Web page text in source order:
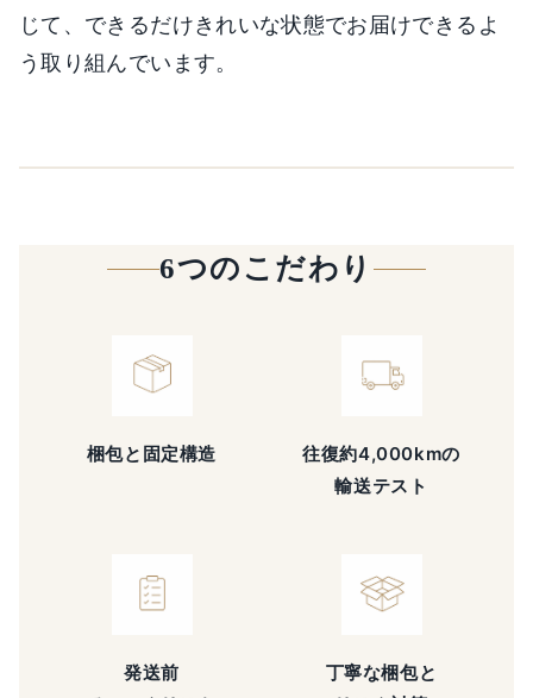
じて、できるだけきれいな状態でお届けできるよ
う取り組んでいます。
6つのこだわり
梱包と固定構造
往復約4,000kmの
輸送テスト
発送前
丁寧な梱包と